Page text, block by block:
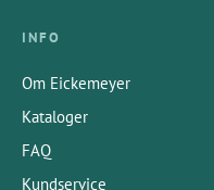
INFO
Om Eickemeyer
Kataloger
FAQ
Kundservice